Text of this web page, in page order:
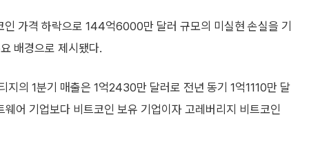
가격 하락으로 144억6000만 달러 규모의 미실현 손실을 기
배경으로 제시됐다.
의 1분기 매출은 1억2430만 달러로 전년 동기 1억1110만 달
어 기업보다 비트코인 보유 기업이자 고레버리지 비트코인